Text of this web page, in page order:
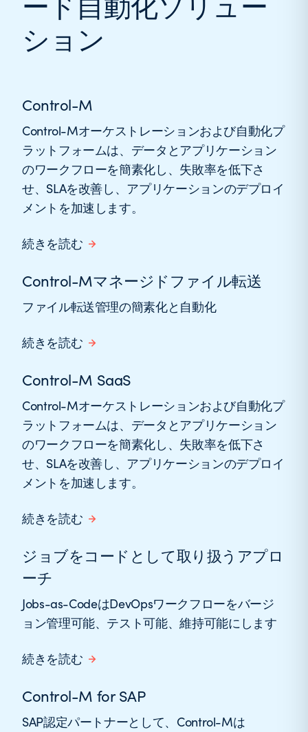
ション
Control-M
Control-Mオーケストレーションおよび自動化プ
ラットフォームは、データとアプリケーション
のワークフローを簡素化し、失敗率を低下さ
せ、SLAを改善し、アプリケーションのデプロイ
メントを加速します。
続きを読む
Control-Mマネージドファイル転送
ファイル転送管理の簡素化と自動化
続きを読む
Control-M SaaS
Control-Mオーケストレーションおよび自動化プ
ラットフォームは、データとアプリケーション
のワークフローを簡素化し、失敗率を低下さ
せ、SLAを改善し、アプリケーションのデプロイ
メントを加速します。
続きを読む
ジョブをコードとして取り扱うアプロ
ーチ
Jobs-as-CodeはDevOpsワークフローをバージ
ョン管理可能、テスト可能、維持可能にします
続きを読む
Control-M for SAP
SAP認定パートナーとして、Control-Mは